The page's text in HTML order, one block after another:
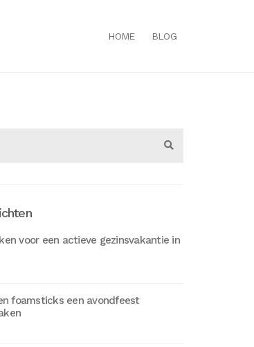
HOME BLOG
Search
voor een actieve gezinsvakantie in
foamsticks een avondfeest